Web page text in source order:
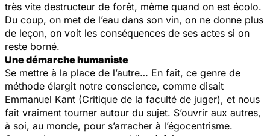
très vite destructeur de forêt, même quand on est écolo.
Du coup, on met de l’eau dans son vin, on ne donne plus
de leçon, on voit les conséquences de ses actes si on
reste borné.
Une démarche humaniste
Se mettre à la place de l’autre… En fait, ce genre de
méthode élargit notre conscience, comme disait
Emmanuel Kant (Critique de la faculté de juger), et nous
fait vraiment tourner autour du sujet. S’ouvrir aux autres,
à soi, au monde, pour s’arracher à l’égocentrisme.